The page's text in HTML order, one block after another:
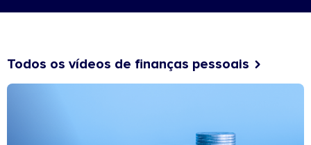
Todos os vídeos de finanças pessoais